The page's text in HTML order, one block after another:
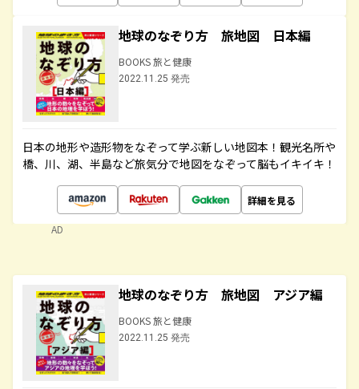
地球のなぞり方 旅地図 日本編
BOOKS 旅と健康
2022.11.25 発売
日本の地形や造形物をなぞって学ぶ新しい地図本！観光名所や
橋、川、湖、半島など旅気分で地図をなぞって脳もイキイキ！
詳細を見る
AD
地球のなぞり方 旅地図 アジア編
BOOKS 旅と健康
2022.11.25 発売